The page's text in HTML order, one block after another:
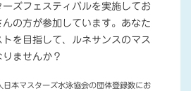
ズフェスティバルを実施してお
の方が参加しています。あなた
を目指して、ルネサンスのマス
ませんか？
本マスターズ水泳協会の団体登録数にお